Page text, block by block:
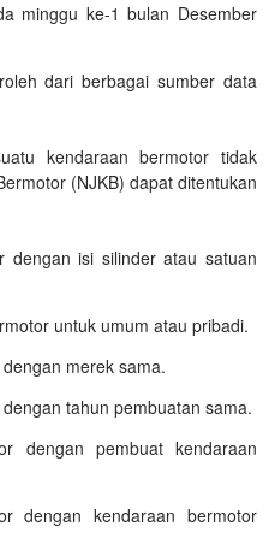
minggu ke-1 bulan Desember
dari berbagai sumber data
kendaraan bermotor tidak
(NJKB) dapat ditentukan
dengan isi silinder atau satuan
untuk umum atau pribadi.
merek sama.
tahun pembuatan sama.
dengan pembuat kendaraan
dengan kendaraan bermotor